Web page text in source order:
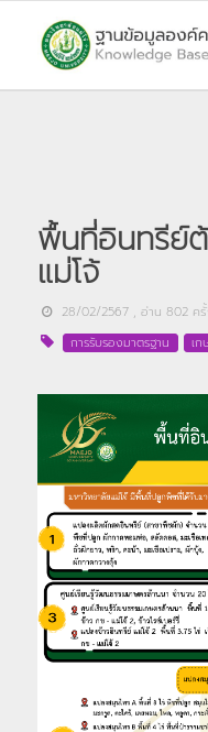
พื้นที่อินทรีย์
แม่โจ้
28/02/2567, อ่าน 802ครั้
การรับรองมาตรฐาน
เ